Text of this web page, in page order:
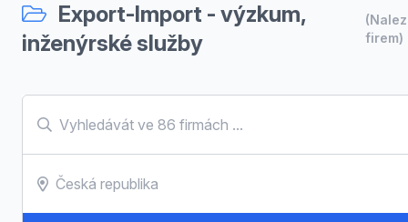
Export-Import - výzkum,
inženýrské služby
firem)